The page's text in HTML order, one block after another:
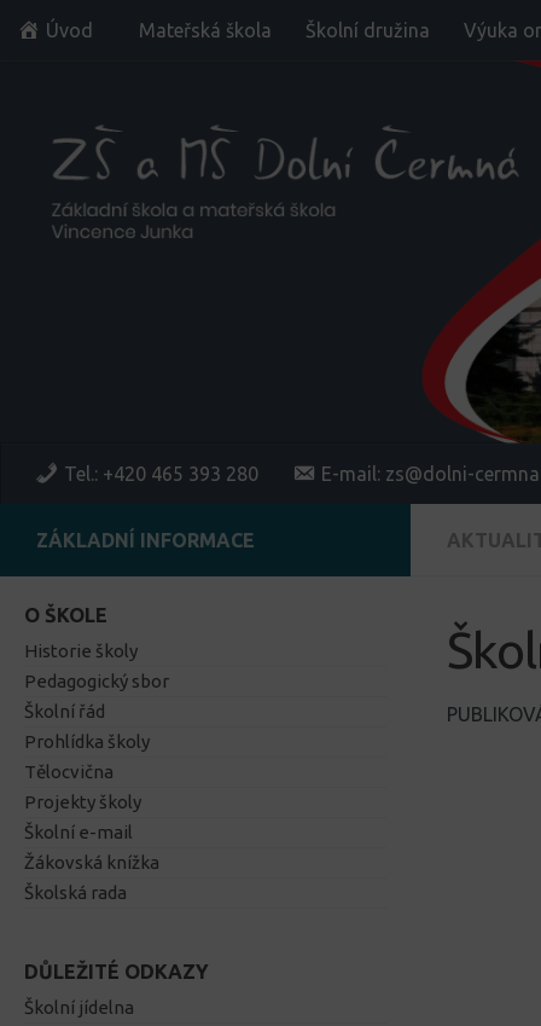
Skip to content
Úvod Mateřská škola Školní družina Výuka
Tel.: +420 465 393 280 E-mail: zs@dolni-
ZÁKLADNÍ INFORMACE
O ŠKOLE
Historie školy
Pedagogický sbor
Školní řád
Prohlídka školy
Tělocvična
Projekty školy
Školní e-mail
Žákovská knížka
Školská rada
DŮLEŽITÉ ODKAZY
Školní jídelna